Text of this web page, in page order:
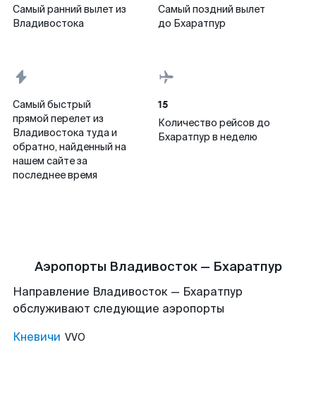
Самый ранний вылет из
Владивостока
Самый поздний вылет
до Бхаратпур
Самый быстрый
прямой перелет из
Владивостока туда и
обратно, найденный на
нашем сайте за
последнее время
15
Количество рейсов до
Бхаратпур в неделю
Аэропорты Владивосток — Бхаратпур
Направление Владивосток — Бхаратпур
обслуживают следующие аэропорты
Кневичи VVO